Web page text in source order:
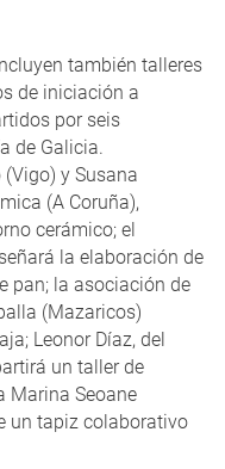
también talleres
de iniciación a
por seis
de Galicia.
y Susana
(A Coruña),
cerámico; el
la elaboración de
pan; la asociación de
(Mazaricos)
Leonor Díaz, del
un taller de
Marina Seoane
un tapiz colaborativo